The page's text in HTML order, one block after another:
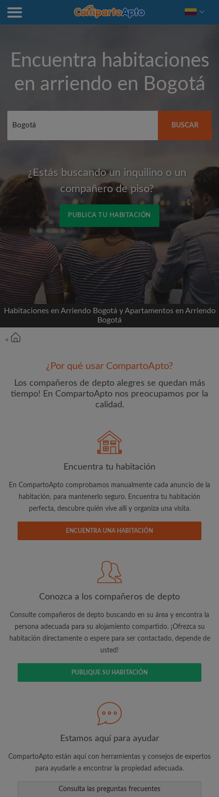
Encuentra habitaciones
en arriendo en Bogotá
BUSCAR
¿Estás buscando un inquilino o un
compañero de piso?
PUBLICA TU HABITACIÓN
Conéctate a través de Facebook
Nunca publicaremos en su línea de tiempo sin su
permiso
O
Dirección de correo electrónico
Contraseña
CREAR PERFIL
cuenta vía e-mail
Guarda sus búsquedas
de las habitaciones
Realiza solicitudes de visitas
Dile a los compañeros de depto y
buscando
Habitaciones en Arriendo Bogotá y Apartamentos en Arriendo
Bogotá
<
¿Por qué usar CompartoApto?
Los compañeros de depto alegres se quedan más
tiempo! En CompartoApto nos preocupamos por la
calidad.
Encuentra tu habitación
En CompartoApto comprobamos manualmente cada anuncio de la
habitación, para mantenerlo seguro. Encuentra tu habitación
perfecta, descubre quién vive allí y organiza una visita.
ENCUENTRA UNA HABITACIÓN
Conozca a los compañeros de depto
Consulte compañeros de depto buscando en su área y encontra la
persona adecuada para su alojamiento compartido. ¡Ofrezca su
habitación directamente o espere para ser contactado, depende de
usted!
PUBLIQUE SU HABITACIÓN
Estamos aquí para ayudar
CompartoApto están aquí con herramientas y consejos de expertos
para ayudarle a encontrar la propiedad adecuada.
Consulta las preguntas frecuentes